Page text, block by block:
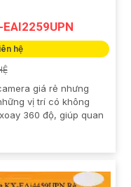
EAI2259UPN
hệ
giá rẻ nhưng
vị trí có không
360 độ, giúp quan